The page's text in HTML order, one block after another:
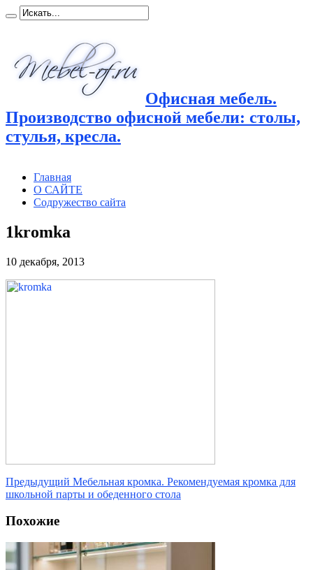
Офисная мебель.
Производство офисной мебели: столы,
стулья, кресла.
Главная
О САЙТЕ
Содружество сайта
1kromka
10 декабря, 2013
Предыдущий Мебельная кромка. Рекомендуемая кромка для
школьной парты и обеденного стола
Похожие